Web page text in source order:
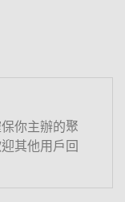
你主辦的聚
其他用戶回